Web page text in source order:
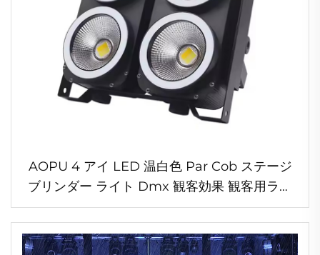
AOPU 4 アイ LED 温白色 Par Cob ステージ
ブリンダー ライト Dmx 観客効果 観客用ライ
ト